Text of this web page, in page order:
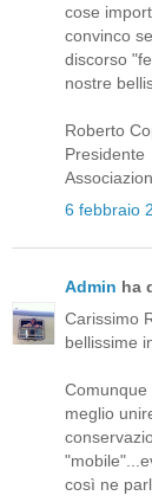
cose
convinco
discorso
nostre
Roberto
Presidente
6 febbraio
Admin ha
Carissimo
bellissime
Comunque
meglio
così ne